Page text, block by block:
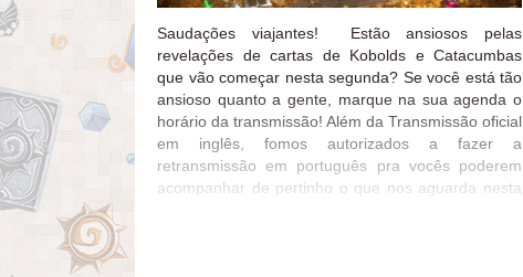
Saudações viajantes! Estão ansiosos pelas
revelações de cartas de Kobolds e Catacumbas
que vão começar nesta segunda? Se você está tão
ansioso quanto a gente, marque na sua agenda o
horário da transmissão! Além da Transmissão oficial
em inglês, fomos autorizados a fazer a
retransmissão em português pra vocês poderem
acompanhar de pertinho o que nos aguarda nesta